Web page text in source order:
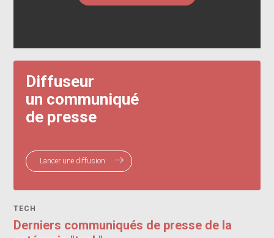
Diffuseur
un communiqué
de presse
Lancer une diffusion
TECH
Derniers communiqués de presse de la